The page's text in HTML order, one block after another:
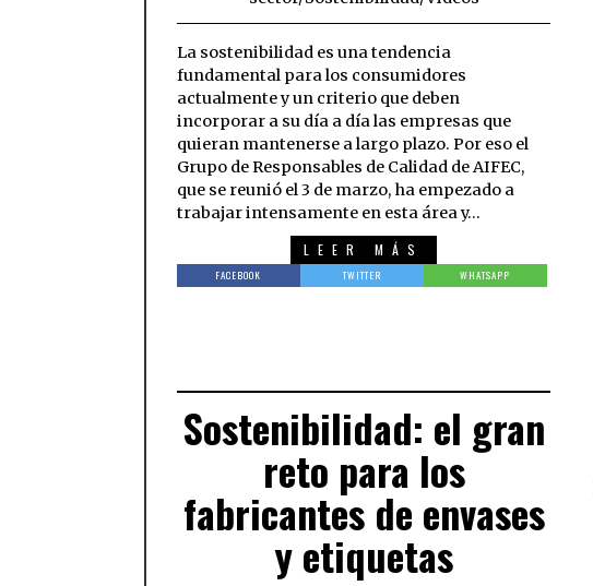
La sostenibilidad es una tendencia
fundamental para los consumidores
actualmente y un criterio que deben
incorporar a su día a día las empresas que
quieran mantenerse a largo plazo. Por eso el
Grupo de Responsables de Calidad de AIFEC,
que se reunió el 3 de marzo, ha empezado a
trabajar intensamente en esta área y…
LEER MÁS
FACEBOOK TWITTER WHATSAPP
Sostenibilidad: el gran
reto para los
fabricantes de envases
y etiquetas